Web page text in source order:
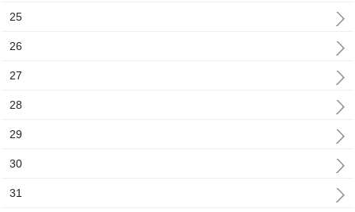
25
26
27
28
29
30
31